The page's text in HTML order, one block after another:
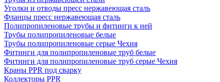
Уголки и отводы пресс нержавеющая сталь
Фланцы пресс нержавеющая сталь
Полипропиленовые трубы и фитинги к ней
Трубы полипропиленовые белые
Трубы полипропиленовые серые Чехия
Фитинги для полипропиленовые труб белые
Фитинги для полипропиленовые труб серые Чехия
Краны PPR под сварку
Коллекторы PPR